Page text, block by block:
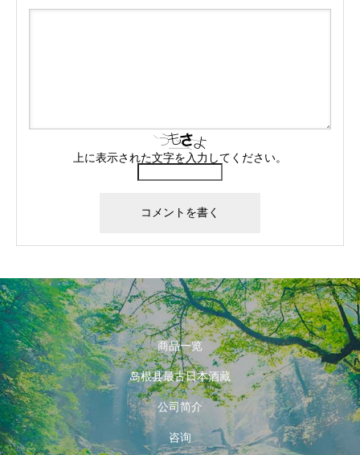
上に表示された文字を入力してください。
商品一览
岛根县最古日本酒藏
公司简介
咨询